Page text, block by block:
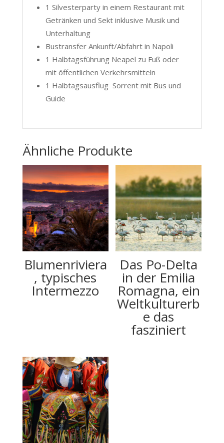
1 Silvesterparty in einem Restaurant mit
Getränken und Sekt inklusive Musik und
Unterhaltung
Bustransfer Ankunft/Abfahrt in Napoli
1 Halbtagsführung Neapel zu Fuß oder
mit öffentlichen Verkehrsmitteln
1 Halbtagsausflug Sorrent mit Bus und
Guide
Ähnliche Produkte
Blumenriviera
, typisches
Intermezzo
Das Po-Delta
in der Emilia
Romagna, ein
Weltkulturerb
e das
fasziniert